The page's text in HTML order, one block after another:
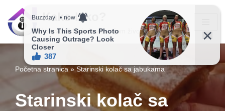
Skip
Kako lako?
Vaš vodič ka jednostavnijem životu!
Početna stranica »Starinski kolač sa jabukama
Starinski kolač sa